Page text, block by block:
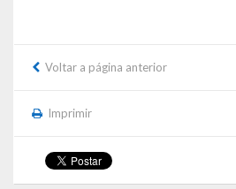
Contas – TCE
Voltar a página anterior
Imprimir